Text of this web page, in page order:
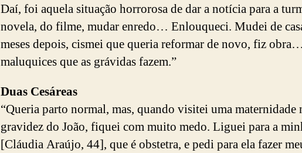
Daí, foi aquela situação horrorosa de dar a notícia para a
novela, do filme, mudar enredo… Enlouqueci. Mudei de
meses depois, cismei que queria reformar de novo, fiz
maluquices que as grávidas fazem.”
Duas Cesáreas
“Queria parto normal, mas, quando visitei uma maternidade
gravidez do João, fiquei com muito medo. Liguei para a
[Cláudia Araújo, 44], que é obstetra, e pedi para ela fazer